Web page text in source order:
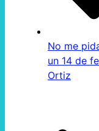
No me
un 14 de
Ortiz